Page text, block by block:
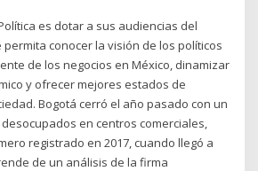
es dotar a sus audiencias del
conocer la visión de los políticos
de los negocios en México, dinamizar
y ofrecer mejores estados de
Bogotá cerró el año pasado con un
en centros comerciales,
registrado en 2017, cuando llegó a
de un análisis de la firma